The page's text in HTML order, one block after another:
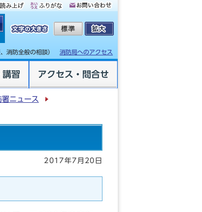
、消防全般の相談） 消防局へのアクセス
講習 アクセス・問合せ
ニュース
2017年7月20日